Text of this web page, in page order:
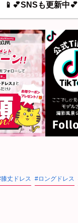
📱💕SNSも更新中
膝丈ドレス ロングドレス